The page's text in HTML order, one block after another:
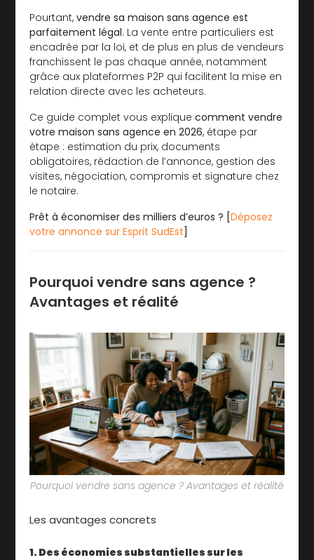
Pourtant,vendre sa maison sans agence est
parfaitement légal. La vente entre particuliers est
encadrée par la loi, et de plus en plus de vendeurs
franchissent le pas chaque année, notamment
grâce aux plateformes P2P qui facilitent la mise en
relation directe avec les acheteurs.
Ce guide complet vous expliquecomment vendre
votre maison sans agence en 2026, étape par
étape : estimation du prix, documents
obligatoires, rédaction de l’annonce, gestion des
visites, négociation, compromis et signature chez
le notaire.
Prêt à économiser des milliers d’euros ? [Déposez
votre annonce sur Esprit SudEst]
Pourquoi vendre sans agence ?
Avantages et réalité
Pourquoi vendre sans agence ? Avantages et réalité
Les avantages concrets
1. Des économies substantielles sur les